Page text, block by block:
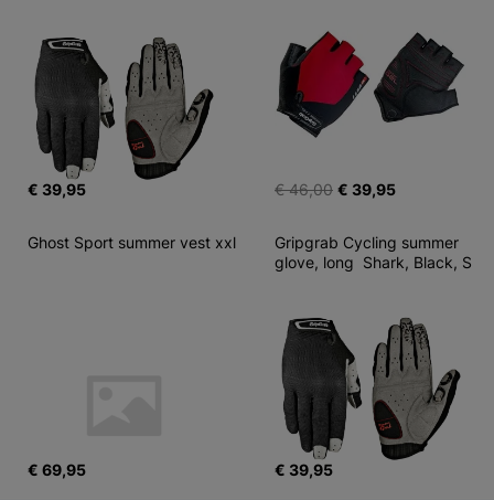
€ 39,95 € 46,00 € 39,95
Ghost Sport summer vest xxl
€ 69,95
Gripgrab Cycling summer
glove, long  Shark, Black, S
€ 39,95